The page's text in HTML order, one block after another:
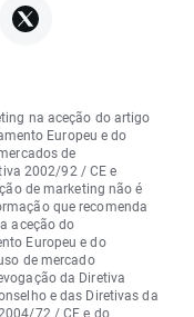
na aceção do artigo
Europeu e do
de
2002/92 / CE e
de marketing não é
que recomenda
aceção do
Europeu e do
de mercado
da Diretiva
e das Diretivas da
72 / CE e do